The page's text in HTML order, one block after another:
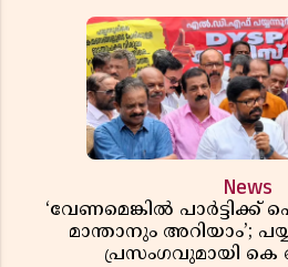
News
‘വേണമെങ്കിൽ പാർട്ടിക്ക്
മാന്താനും അറിയാം’;
പ്രസംഗവുമായി കെ